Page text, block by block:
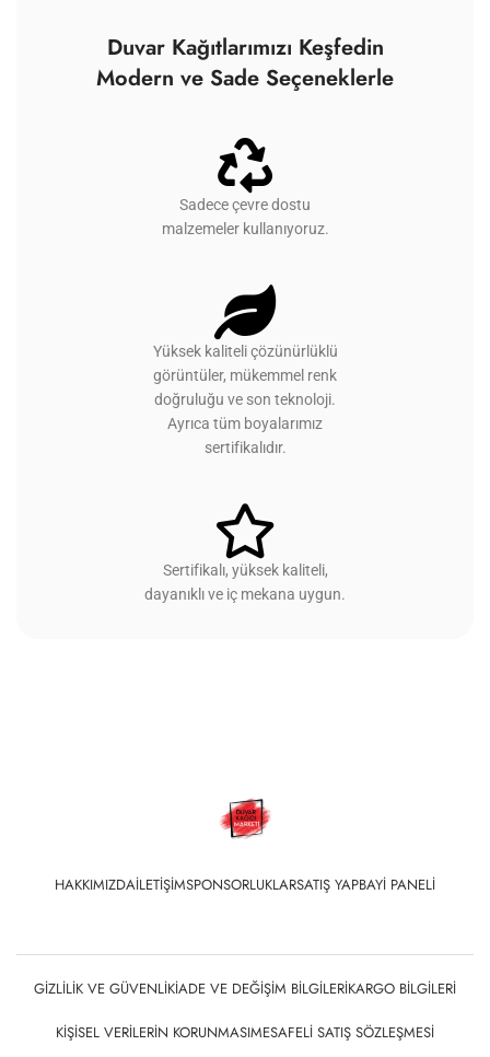
Duvar Kağıtlarımızı Keşfedin
Modern ve Sade Seçeneklerle
Sadece çevre dostu
malzemeler kullanıyoruz.
Yüksek kaliteli çözünürlüklü
görüntüler, mükemmel renk
doğruluğu ve son teknoloji.
Ayrıca tüm boyalarımız
sertifikalıdır.
Sertifikalı, yüksek kaliteli,
dayanıklı ve iç mekana uygun.
HAKKIMIZDAİLETIŞIMSPONSORLUKLARSATIŞ YAPBAYI PANELI
GIZLILIK VE GÜVENLIKİADE VE DEĞIŞIM BILGILERIKARGO BILGILERI
KIŞISEL VERILERIN KORUNMASIMESAFELI SATIŞ SÖZLEŞMESI